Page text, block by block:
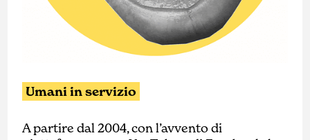
Umani in servizio
A partire dal 2004, con l’avvento di